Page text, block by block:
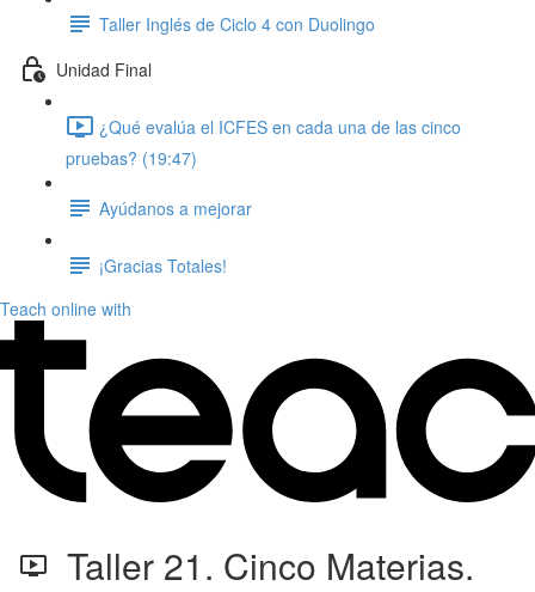
Taller Inglés de Ciclo 4 con Duolingo
Unidad Final
¿Qué evalúa el ICFES en cada una de las cinco
pruebas? (19:47)
Ayúdanos a mejorar
¡Gracias Totales!
Teach online with
Taller 21. Cinco Materias.